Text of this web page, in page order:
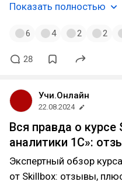
Показать полностью
6 4 2 2
28
Учи.Онлайн
22.08.2024
Вся правда о
аналитики 1С»:
Экспертный обзор
от Skillbox: отзывы,